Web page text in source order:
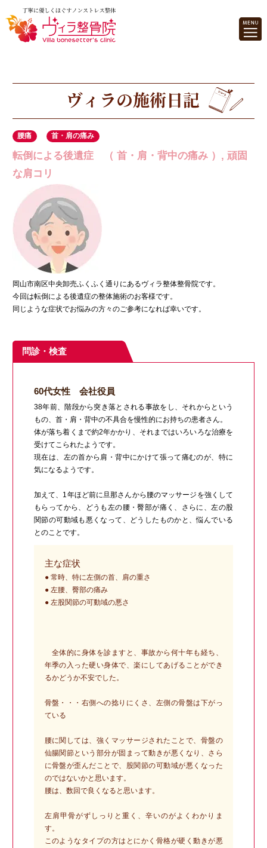
腰痛 首・肩の痛み
転倒による後遺症 （ 首・肩・背中の痛み ）, 頑固
な肩コリ
岡山市南区中央卸売ふくふく通りにあるヴィラ整体整骨院です。
今回は転倒による後遺症の整体施術のお客様です。
同じような症状でお悩みの方々のご参考になれば幸いです。
問診・検査
60代女性 会社役員
38年前、階段から突き落とされる事故をし、それからという
もの、首・肩・背中の不具合を慢性的にお持ちの患者さん。
体が落ち着くまで約2年かかり、それまではいろいろな治療を
受けてこられたようです。
現在は、左の首から肩・背中にかけて張って痛むのが、特に
気になるようです。
加えて、1年ほど前に旦那さんから腰のマッサージを強くして
もらってから、どうも左の腰・臀部が痛く、さらに、左の股
関節の可動域も悪くなって、どうしたものかと、悩んでいる
とのことです。
主な症状
● 常時、特に左側の首、肩の重さ
● 左腰、臀部の痛み
● 左股関節の可動域の悪さ
全体的に身体を診ますと、事故から何十年も経ち、
年季の入った硬い身体で、楽にしてあげることができ
るかどうか不安でした。
骨盤・・・右側への捻りにくさ、左側の骨盤は下がっ
ている
腰に関しては、強くマッサージされたことで、骨盤の
仙腸関節という部分が固まって動きが悪くなり、さら
に骨盤が歪んだことで、股関節の可動域が悪くなった
のではないかと思います。
腰は、数回で良くなると思います。
左肩甲骨がずしっりと重く、辛いのがよくわかりま
す。
このようなタイプの方はとにかく骨格が硬く動きが悪